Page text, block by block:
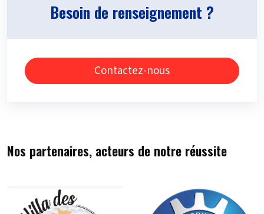
Besoin de renseignement ?
Contactez-nous
Nos partenaires, acteurs de notre réussite